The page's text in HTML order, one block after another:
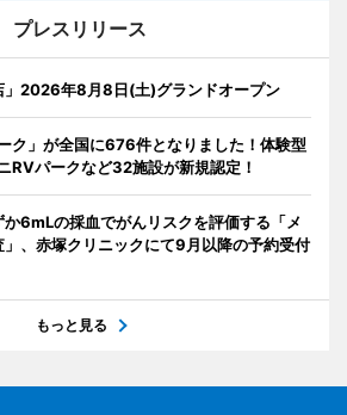
プレスリリース
」2026年8月8日(土)グランドオープン
ク」が全国に676件となりました！体験型
RVパークなど32施設が新規認定！
か6mLの採血でがんリスクを評価する「メ
」、赤塚クリニックにて9月以降の予約受付
もっと見る